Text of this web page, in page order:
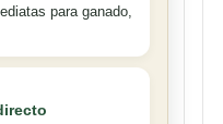
para ganado,